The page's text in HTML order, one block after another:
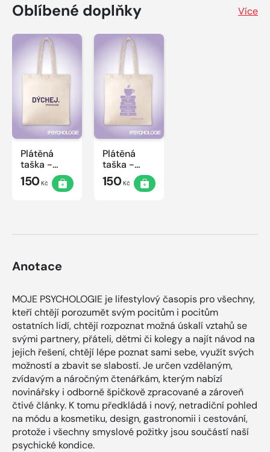
Oblíbené doplňky Více
Plátěná
taška -
Dýchej
150Kč
Plátěná
taška -
Čtení
150Kč
Anotace
MOJE PSYCHOLOGIE je lifestylový časopis pro všechny,
kteří chtějí porozumět svým pocitům i pocitům
ostatních lidí, chtějí rozpoznat možná úskalí vztahů se
svými partnery, přáteli, dětmi či kolegy a najít návod na
jejich řešení, chtějí lépe poznat sami sebe, využít svých
možností a zbavit se slabostí. Je určen vzdělaným,
zvídavým a náročným čtenářkám, kterým nabízí
novinářsky i odborně špičkově zpracované a zároveň
čtivé články. K tomu předkládá i nový, netradiční pohled
na módu a kosmetiku, design, gastronomii i cestování,
protože i všechny smyslové požitky jsou součástí naší
psychické kondice.